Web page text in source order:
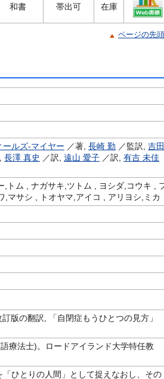
和書 帯出可 在庫
ページの先
ールズ‐マイヤー ／著, 長崎 勤 ／監訳, 吉田
長澤 真史 ／訳, 遠山 愛子 ／訳, 有吉 未佳
,トム , ナガサキ,ツトム , ヨシダ,コウキ ,
マサシ , トオヤマ,アイコ , アリヨシ,ミカ
版の翻訳, 「自閉症もうひとつの見方」
療法士)。ロードアイランド大学特任教
ひとりの人間」として捉えなおし、その